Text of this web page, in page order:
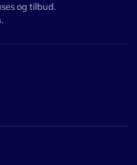
og tilbud.